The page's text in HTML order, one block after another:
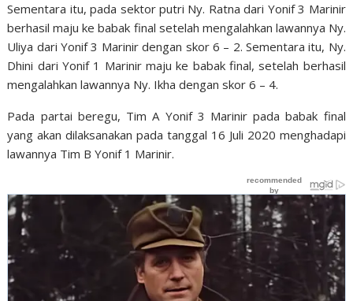
Sementara itu, pada sektor putri Ny. Ratna dari Yonif 3 Marinir
berhasil maju ke babak final setelah mengalahkan lawannya Ny.
Uliya dari Yonif 3 Marinir dengan skor 6 – 2. Sementara itu, Ny.
Dhini dari Yonif 1 Marinir maju ke babak final, setelah berhasil
mengalahkan lawannya Ny. Ikha dengan skor 6 – 4.
Pada partai beregu, Tim A Yonif 3 Marinir pada babak final
yang akan dilaksanakan pada tanggal 16 Juli 2020 menghadapi
lawannya Tim B Yonif 1 Marinir.